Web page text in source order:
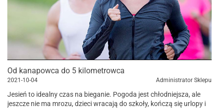
Od kanapowca do 5 kilometrowca
2021-10-04 Administrator Sklepu
Jesień to idealny czas na bieganie. Pogoda jest chłodniejsza, ale
jeszcze nie ma mrozu, dzieci wracają do szkoły, kończą się urlopy i